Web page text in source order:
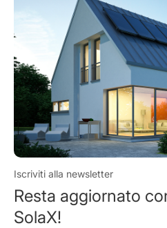
Iscriviti alla newsletter
Resta aggiornato
SolaX!